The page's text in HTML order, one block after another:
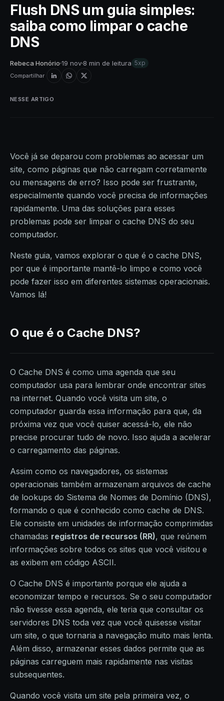
Flush DNS um guia simples:
saiba como limpar o cache
DNS
Rebeca Honório 19 nov 8 min de leitura 5xp
Compartilhar
Você já se deparou com problemas ao acessar um
site, como páginas que não carregam corretamente
ou mensagens de erro? Isso pode ser frustrante,
especialmente quando você precisa de informações
rapidamente. Uma das soluções para esses
problemas pode ser limpar o cache DNS do seu
computador.
Neste guia, vamos explorar o que é o cache DNS,
por que é importante mantê-lo limpo e como você
pode fazer isso em diferentes sistemas operacionais.
Vamos lá!
O que é o Cache DNS?
O Cache DNS é como uma agenda que seu
computador usa para lembrar onde encontrar sites
na internet. Quando você visita um site, o
computador guarda essa informação para que, da
próxima vez que você quiser acessá-lo, ele não
precise procurar tudo de novo. Isso ajuda a acelerar
o carregamento das páginas.
Assim como os navegadores, os sistemas
operacionais também armazenam arquivos de cache
de lookups do Sistema de Nomes de Domínio (DNS),
formando o que é conhecido como cache de DNS.
Ele consiste em unidades de informação comprimidas
chamadas registros de recursos (RR), que reúnem
informações sobre todos os sites que você visitou e
as exibem em código ASCII.
O Cache DNS é importante porque ele ajuda a
economizar tempo e recursos. Se o seu computador
não tivesse essa agenda, ele teria que consultar os
servidores DNS toda vez que você quisesse visitar
um site, o que tornaria a navegação muito mais lenta.
Além disso, armazenar esses dados permite que as
páginas carreguem mais rapidamente nas visitas
subsequentes.
Quando você visita um site pela primeira vez, o
NESSE ARTIGO